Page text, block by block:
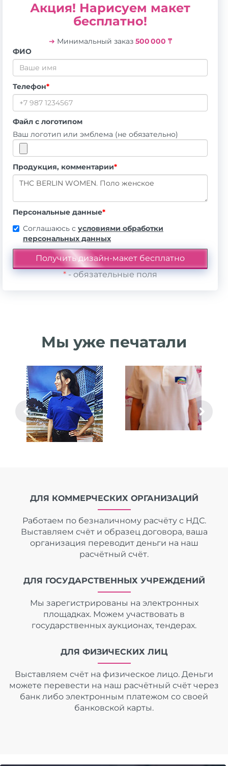
Акция! Нарисуем макет
бесплатно!
➔ Минимальный заказ 500 000 ₸
ФИО
Телефон*
Файл с логотипом
Ваш логотип или эмблема (не обязательно)
Продукция, комментарии*
Персональные данные*
Соглашаюсь с условиями обработки
персональных данных
*- обязательные поля
Мы уже печатали
ДЛЯ КОММЕРЧЕСКИХ ОРГАНИЗАЦИЙ
Работаем по безналичному расчёту с НДС.
Выставляем счёт и образец договора, ваша
организация переводит деньги на наш
расчётный счёт.
ДЛЯ ГОСУДАРСТВЕННЫХ УЧРЕЖДЕНИЙ
Мы зарегистрированы на электронных
площадках. Можем участвовать в
государственных аукционах, тендерах.
ДЛЯ ФИЗИЧЕСКИХ ЛИЦ
Выставляем счёт на физическое лицо. Деньги
можете перевести на наш расчётный счёт через
банк либо электронным платежом со своей
банковской карты.